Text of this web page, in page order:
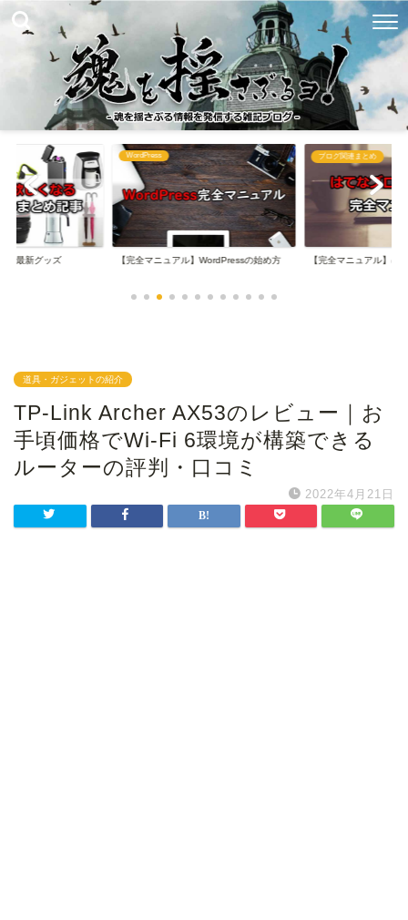
る最新グッズ
WordPress
【完全マニュアル】WordPressの始め方
ブログ関連まとめ
【完全マニュアル】は
道具・ガジェットの紹介
TP-Link Archer AX53のレビュー｜お
手頃価格でWi-Fi 6環境が構築できる
ルーターの評判・口コミ
2022年4月21日